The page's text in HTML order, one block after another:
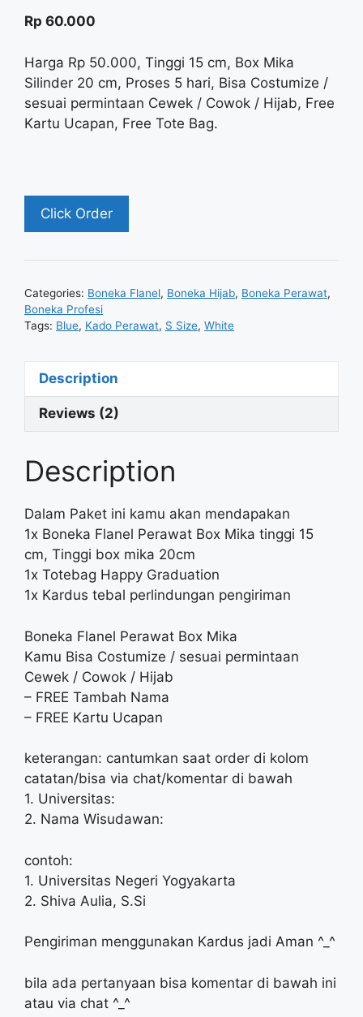
5
Rp 60.000
Harga Rp 50.000, Tinggi 15 cm, Box Mika
Silinder 20 cm, Proses 5 hari, Bisa Costumize /
sesuai permintaan Cewek / Cowok / Hijab, Free
Kartu Ucapan, Free Tote Bag.
Click Order
Categories: Boneka Flanel, Boneka Hijab, Boneka Perawat,
Boneka Profesi
Tags: Blue, Kado Perawat, S Size, White
Description
Reviews (2)
Description
Dalam Paket ini kamu akan mendapakan
1x Boneka Flanel Perawat Box Mika tinggi 15
cm, Tinggi box mika 20cm
1x Totebag Happy Graduation
1x Kardus tebal perlindungan pengiriman
Boneka Flanel Perawat Box Mika
Kamu Bisa Costumize / sesuai permintaan
Cewek / Cowok / Hijab
– FREE Tambah Nama
– FREE Kartu Ucapan
keterangan: cantumkan saat order di kolom
catatan/bisa via chat/komentar di bawah
1. Universitas:
2. Nama Wisudawan:
contoh:
1. Universitas Negeri Yogyakarta
2. Shiva Aulia, S.Si
Pengiriman menggunakan Kardus jadi Aman ^_^
bila ada pertanyaan bisa komentar di bawah ini
atau via chat ^_^